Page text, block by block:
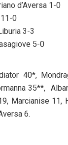
d’Aversa 1-0
0
3-3
5-0
40*,
35**,
Marcianise 11,
6.